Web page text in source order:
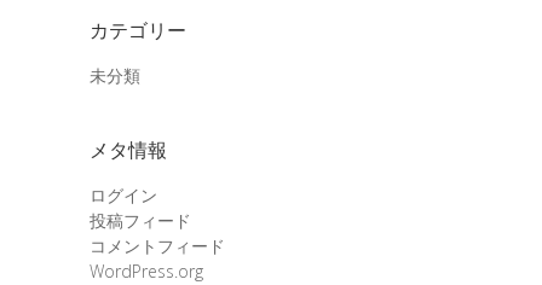
カテゴリー
未分類
メタ情報
ログイン
投稿フィード
コメントフィード
WordPress.org